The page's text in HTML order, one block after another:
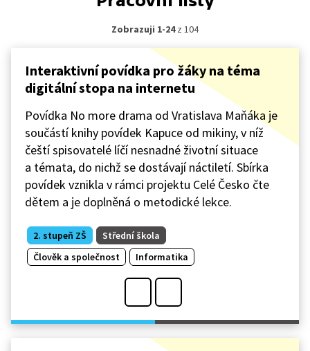
Zobrazuji 1-24z 104
Interaktivní povídka pro žáky na téma
digitální stopa na internetu
Povídka No more drama od Vratislava Maňáka je
součástí knihy povídek Kapuce od mikiny, v níž
čeští spisovatelé líčí nesnadné životní situace
a témata, do nichž se dostávají náctiletí. Sbírka
povídek vznikla v rámci projektu Celé Česko čte
dětem a je doplněná o metodické lekce.
2. stupeň ZŠ
Střední škola
Člověk a společnost
Informatika